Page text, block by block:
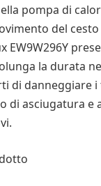
pompa di
del
EW9W296Y
la durata
di danneggiare i
di asciugatura e